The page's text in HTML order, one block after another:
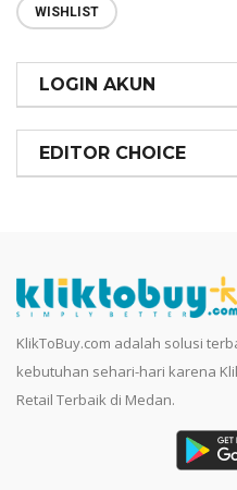
WISHLIST
LOGIN AKUN
EDITOR CHOICE
KlikToBuy.com adalah solusi
kebutuhan sehari-hari karena
Retail Terbaik di Medan.